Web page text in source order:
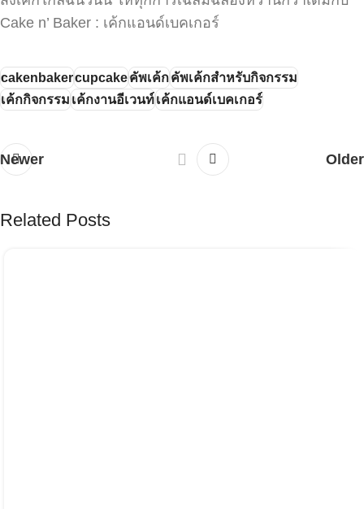
Cake n’ Baker : เค้กแอนด์เบคเกอร์
cakenbakercupcakeคัพเค้กคัพเค้กสำหรับกิจกรรม
เค้กกิจกรรมเค้กงานอีเวนท์เค้กแอนด์เบคเกอร์
Newer Older
Related Posts